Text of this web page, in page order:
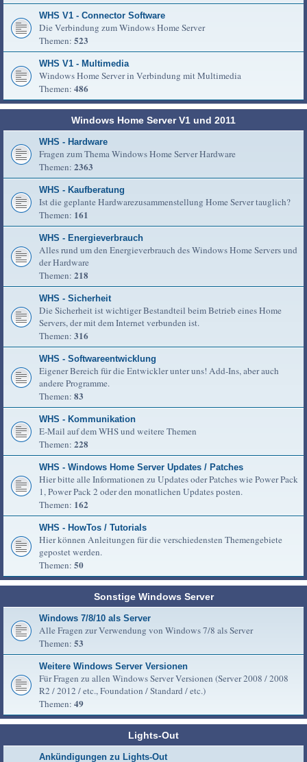
WHS V1 - Connector Software
Die Verbindung zum Windows Home Server
Themen: 523
WHS V1 - Multimedia
Windows Home Server in Verbindung mit Multimedia
Themen: 486
Windows Home Server V1 und 2011
WHS - Hardware
Fragen zum Thema Windows Home Server Hardware
Themen: 2363
WHS - Kaufberatung
Ist die geplante Hardwarezusammenstellung Home Server tauglich?
Themen: 161
WHS - Energieverbrauch
Alles rund um den Energieverbrauch des Windows Home Servers und
der Hardware
Themen: 218
WHS - Sicherheit
Die Sicherheit ist wichtiger Bestandteil beim Betrieb eines Home
Servers, der mit dem Internet verbunden ist.
Themen: 316
WHS - Softwareentwicklung
Eigener Bereich für die Entwickler unter uns! Add-Ins, aber auch
andere Programme.
Themen: 83
WHS - Kommunikation
E-Mail auf dem WHS und weitere Themen
Themen: 228
WHS - Windows Home Server Updates / Patches
Hier bitte alle Informationen zu Updates oder Patches wie Power Pack
1, Power Pack 2 oder den monatlichen Updates posten.
Themen: 162
WHS - HowTos / Tutorials
Hier können Anleitungen für die verschiedensten Themengebiete
gepostet werden.
Themen: 50
Sonstige Windows Server
Windows 7/8/10 als Server
Alle Fragen zur Verwendung von Windows 7/8 als Server
Themen: 53
Weitere Windows Server Versionen
Für Fragen zu allen Windows Server Versionen (Server 2008 / 2008
R2 / 2012 / etc., Foundation / Standard / etc.)
Themen: 49
Lights-Out
Ankündigungen zu Lights-Out